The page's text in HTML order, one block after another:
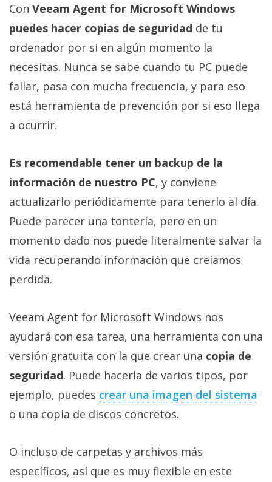
Con Veeam Agent for Microsoft Windows
puedes hacer copias de seguridad de tu
ordenador por si en algún momento la
necesitas. Nunca se sabe cuando tu PC puede
fallar, pasa con mucha frecuencia, y para eso
está herramienta de prevención por si eso llega
a ocurrir.
Es recomendable tener un backup de la
información de nuestro PC, y conviene
actualizarlo periódicamente para tenerlo al día.
Puede parecer una tontería, pero en un
momento dado nos puede literalmente salvar la
vida recuperando información que creíamos
perdida.
Veeam Agent for Microsoft Windows nos
ayudará con esa tarea, una herramienta con una
versión gratuita con la que crear una copia de
seguridad. Puede hacerla de varios tipos, por
ejemplo, puedes crear una imagen del sistema‎
o una copia de discos concretos.
O incluso de carpetas y archivos más
específicos, así que es muy flexible en este